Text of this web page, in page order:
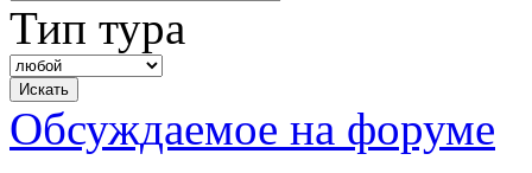
Тип тура
Обсуждаемое на форуме